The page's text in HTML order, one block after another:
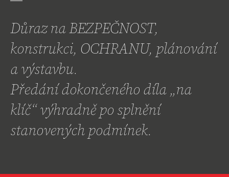
Důraz na BEZPEČNOST,
konstrukci, OCHRANU, plánování
a výstavbu.
Předání dokončeného díla „na
klíč“ výhradně po splnění
stanovených podmínek.